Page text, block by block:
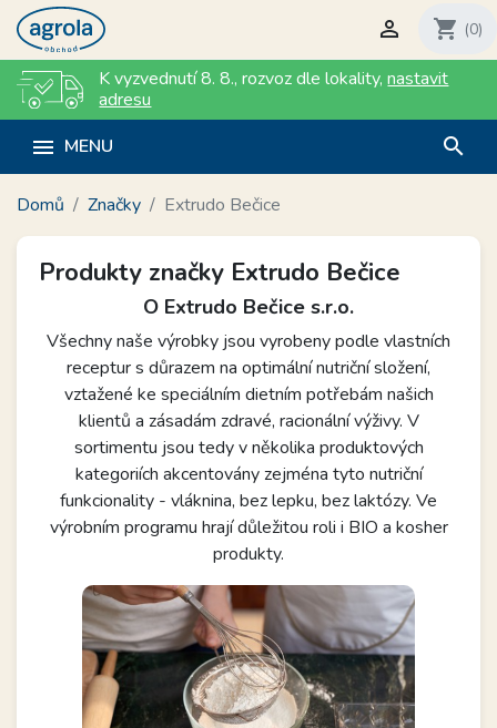
 shopping_cart (0)
K vyzvednutí 8. 8.,rozvoz dle lokality,nastavit
adresu
 MENU search
Domů Značky Extrudo Bečice
Produkty značky Extrudo Bečice
O Extrudo Bečice s.r.o.
Všechny naše výrobky jsou vyrobeny podle vlastních
receptur s důrazem na optimální nutriční složení,
vztažené ke speciálním dietním potřebám našich
klientů a zásadám zdravé, racionální výživy. V
sortimentu jsou tedy v několika produktových
kategoriích akcentovány zejména tyto nutriční
funkcionality - vláknina, bez lepku, bez laktózy. Ve
výrobním programu hrají důležitou roli i BIO a kosher
produkty.